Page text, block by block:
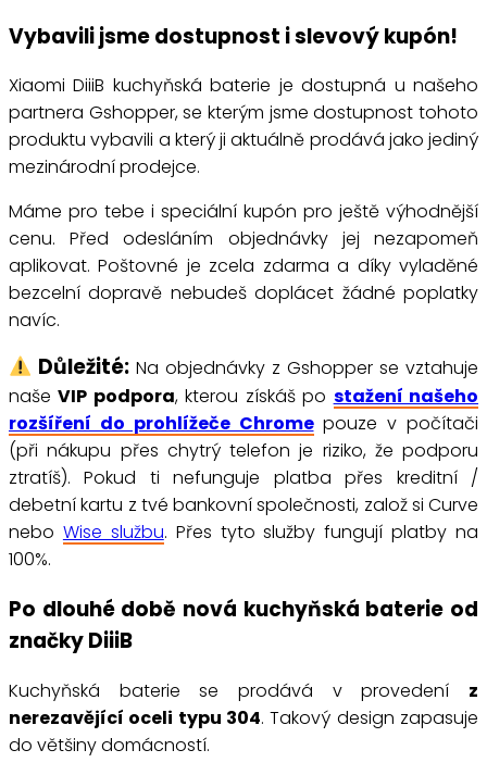
Vybavili jsme dostupnost i slevový kupón!
Xiaomi DiiiB kuchyňská baterie je dostupná u našeho
partnera Gshopper, se kterým jsme dostupnost tohoto
produktu vybavili a který ji aktuálně prodává jako jediný
mezinárodní prodejce.
Máme pro tebe i speciální kupón pro ještě výhodnější
cenu. Před odesláním objednávky jej nezapomeň
aplikovat. Poštovné je zcela zdarma a díky vyladěné
bezcelní dopravě nebudeš doplácet žádné poplatky
navíc.
Důležité: Na objednávky z Gshopper se vztahuje
našeVIP podpora, kterou získáš po stažení našeho
rozšíření do prohlížeče Chromepouze v počítači
(při nákupu přes chytrý telefon je riziko, že podporu
ztratíš). Pokud ti nefunguje platba přes kreditní /
debetní kartu z tvé bankovní společnosti, založ si Curve
nebo Wise službu. Přes tyto služby fungují platby na
100%.
Po dlouhé době nová kuchyňská baterie od
značky DiiiB
Kuchyňská baterie se prodává v provedení z
nerezavějící oceli typu 304. Takový design zapasuje
do většiny domácností.